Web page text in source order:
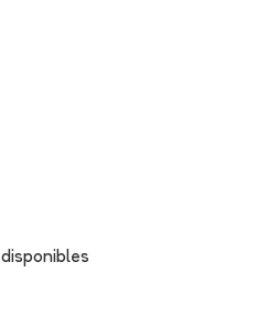
disponibles